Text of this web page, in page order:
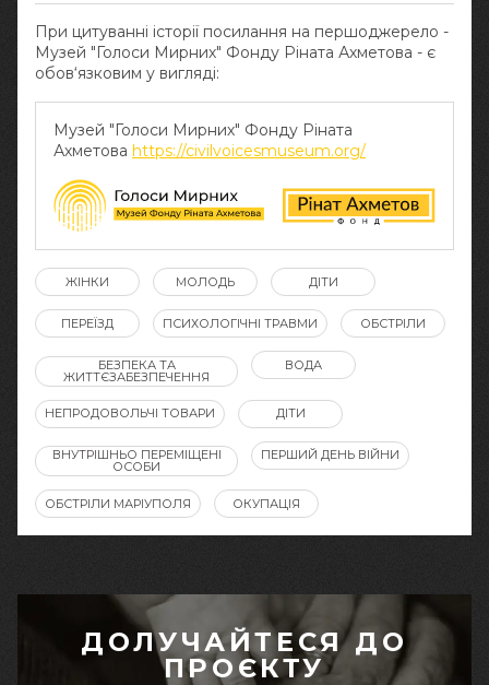
При цитуванні історії посилання на першоджерело -
Музей "Голоси Мирних" Фонду Ріната Ахметова - є
обов‘язковим у вигляді:
Музей "Голоси Мирних" Фонду Ріната
Ахметова https://civilvoicesmuseum.org/
ЖІНКИ МОЛОДЬ ДІТИ
ПЕРЕЇЗД ПСИХОЛОГІЧНІ ТРАВМИ ОБСТРІЛИ
БЕЗПЕКА ТА
ЖИТТЄЗАБЕЗПЕЧЕННЯ
ВОДА
НЕПРОДОВОЛЬЧІ ТОВАРИ ДІТИ
ВНУТРІШНЬО ПЕРЕМІЩЕНІ
ОСОБИ
ПЕРШИЙ ДЕНЬ ВІЙНИ
ОБСТРІЛИ МАРІУПОЛЯ ОКУПАЦІЯ
ДОЛУЧАЙТЕСЯ ДО
ПРОЄКТУ